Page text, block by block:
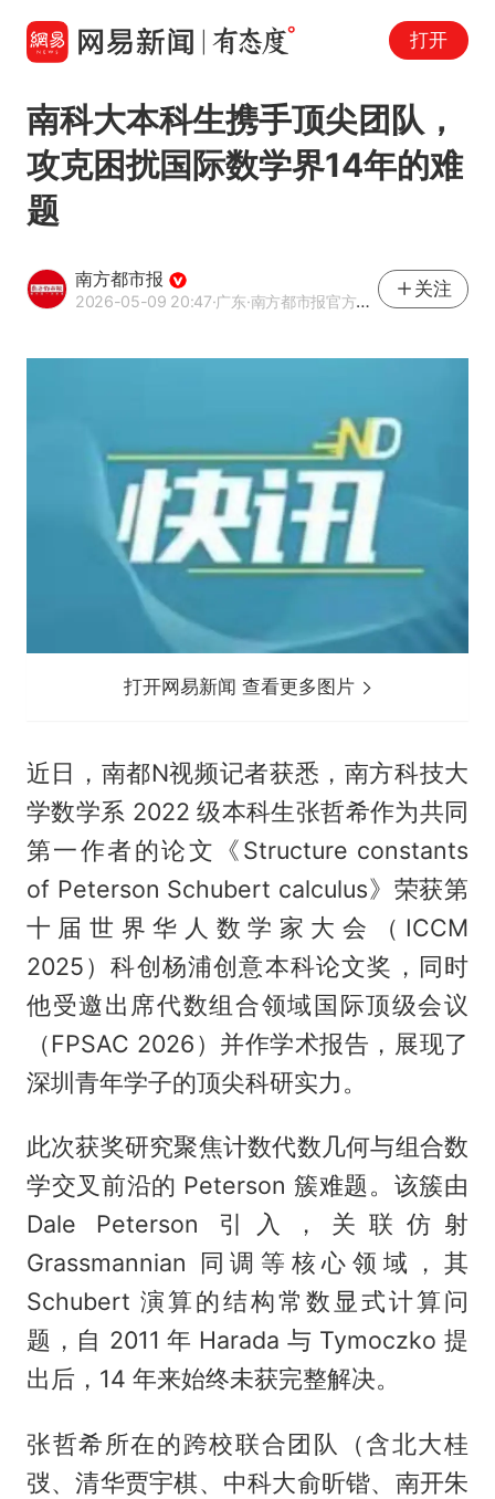
打开
南科大本科生携手顶尖团队，
攻克困扰国际数学界14年的难
题
南方都市报
2026-05-09 20:47·广东·南方都市报官方网易号
关注
打开网易新闻 查看更多图片
近日，南都N视频记者获悉，南方科技大
学数学系 2022 级本科生张哲希作为共同
第一作者的论文《Structure constants
of Peterson Schubert calculus》荣获第
十届世界华人数学家大会（ICCM
2025）科创杨浦创意本科论文奖，同时
他受邀出席代数组合领域国际顶级会议
（FPSAC 2026）并作学术报告，展现了
深圳青年学子的顶尖科研实力。
此次获奖研究聚焦计数代数几何与组合数
学交叉前沿的 Peterson 簇难题。该簇由
Dale Peterson 引入，关联仿射
Grassmannian 同调等核心领域，其
Schubert 演算的结构常数显式计算问
题，自 2011 年 Harada 与 Tymoczko 提
出后，14 年来始终未获完整解决。
张哲希所在的跨校联合团队（含北大桂
弢、清华贾宇棋、中科大俞昕锴、南开朱